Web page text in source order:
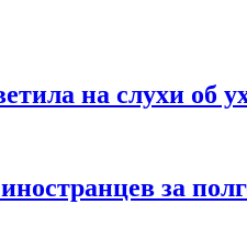
на слухи об
за